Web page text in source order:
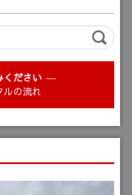
ください
の流れ